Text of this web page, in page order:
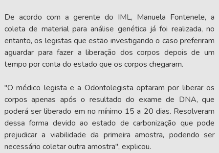
De acordo com a gerente do IML, Manuela Fontenele, a
coleta de material para análise genética já foi realizada, no
entanto, os legistas que estão investigando o caso preferiram
aguardar para fazer a liberação dos corpos depois de um
tempo por conta do estado que os corpos chegaram.
"O médico legista e a Odontolegista optaram por liberar os
corpos apenas após o resultado do exame de DNA, que
poderá ser liberado em no mínimo 15 a 20 dias. Resolveram
dessa forma devido ao estado de carbonização que pode
prejudicar a viabilidade da primeira amostra, podendo ser
necessário coletar outra amostra", explicou.